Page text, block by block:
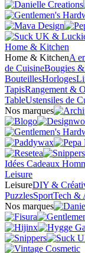
Home & Kitchen
Home & KitchenA
de CuisineBougies &
BouteillesHorloges
TapisRangement &
TableUstensiles de
Nos marques
Idées Cadeaux
Leisure
LeisureDIY &
PuzzlesSportTech &
Nos marques